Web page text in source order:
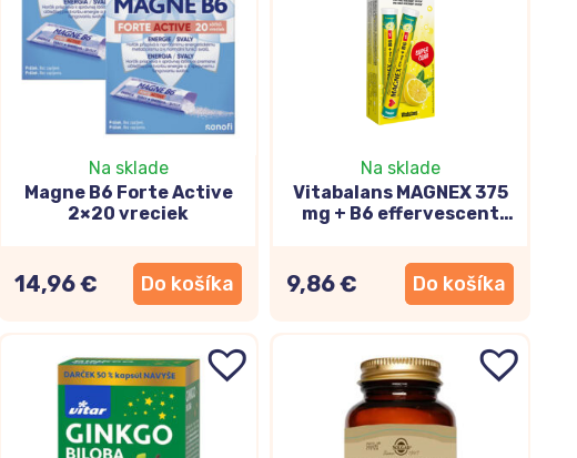
pitný režim.
odpočinok a regeneráciu organizmu. Unavená hlava má
keď im pravidelne doprajete nejaké to „psychické
alebo sudoku, učenie sa cudzieho jazyka, čítanie
mozgovej činnosti, pamäte a sústredenia.
dobrú pamäť a koncentráciu?
vitamínov je pre vaše zdravie kľúčová. Avšak len
len stravou. Potrebné látky doplníte telu ajužívaním
Na sklade
Magne B6 Forte Active
2×20 vreciek
14,96 € Do košíka
Na sklade
Vitabalans MAGNEX 375
mg + B6 effervescent
9,86 € Do košíka